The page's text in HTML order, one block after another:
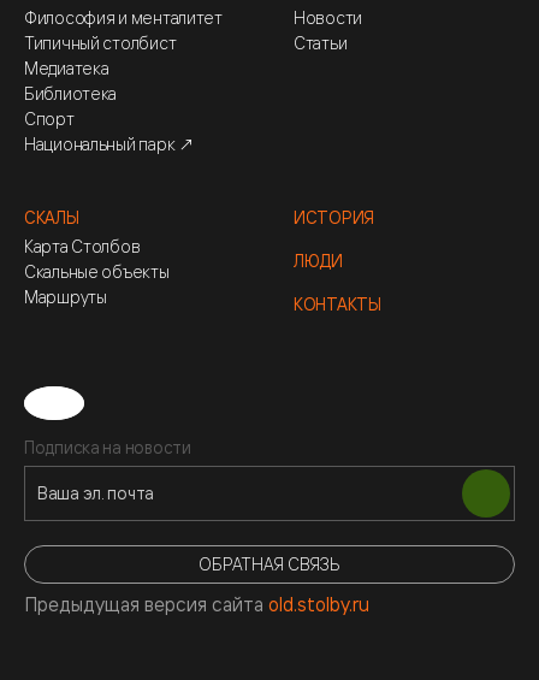
Философия и менталитет
Типичный столбист
Медиатека
Библиотека
Спорт
Национальный парк ↗
Новости
Статьи
СКАЛЫ
Карта Столбов
Скальные объекты
Маршруты
ИСТОРИЯ
ЛЮДИ
КОНТАКТЫ
Подписка на новости
ОБРАТНАЯ СВЯЗЬ
Предыдущая версия сайта old.stolby.ru